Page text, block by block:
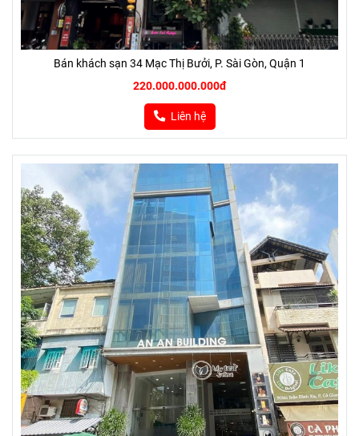
Bán khách sạn 34 Mạc Thị Bưởi, P. Sài Gòn, Quận 1
220.000.000.000đ
Liên hệ